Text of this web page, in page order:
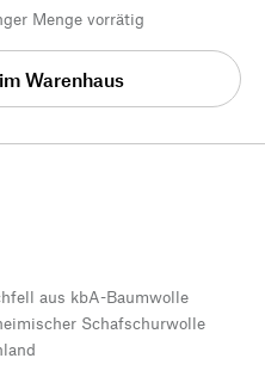
Menge vorrätig
Warenhaus
aus kbA-Baumwolle
Schafschurwolle